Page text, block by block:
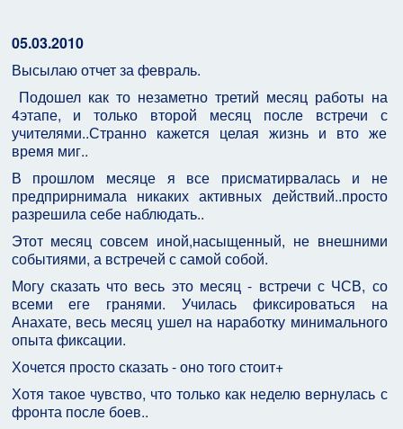
05.03.2010
Высылаю отчет за февраль.
Подошел как то незаметно третий месяц работы на
4этапе, и только второй месяц после встречи с
учителями..Странно кажется целая жизнь и вто же
время миг..
В прошлом месяце я все присматирвалась и не
предприрнимала никаких активных действий..просто
разрешила себе наблюдать..
Этот месяц совсем иной,насыщенный, не внешними
событиями, а встречей с самой собой.
Могу сказать что весь это месяц - встречи с ЧСВ, со
всеми еге гранями. Училась фиксироваться на
Анахате, весь месяц ушел на наработку минимального
опыта фиксации.
Хочется просто сказать - оно того стоит+
Хотя такое чувство, что только как неделю вернулась с
фронта после боев..